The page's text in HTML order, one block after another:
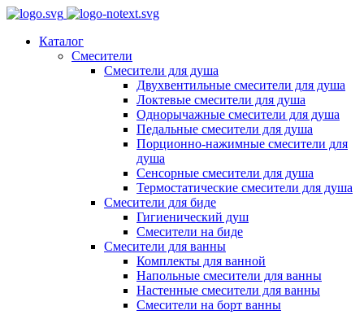
Каталог
Смесители
Смесители для душа
Двухвентильные смесители для душа
Локтевые смесители для душа
Однорычажные смесители для душа
Педальные смесители для душа
Порционно-нажимные смесители для
душа
Сенсорные смесители для душа
Термостатические смесители для душа
Смесители для биде
Гигиенический душ
Смесители на биде
Смесители для ванны
Комплекты для ванной
Напольные смесители для ванны
Настенные смесители для ванны
Смесители на борт ванны